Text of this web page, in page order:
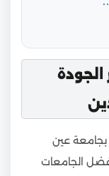
عين
الجامعات